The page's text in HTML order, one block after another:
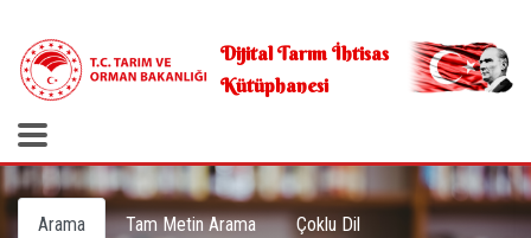
Dijital Tarım İhtisas
Kütüphanesi
Arama Tam Metin Arama Çoklu Dil